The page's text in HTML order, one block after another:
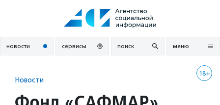
новости сервисы поиск меню
18+
Новости